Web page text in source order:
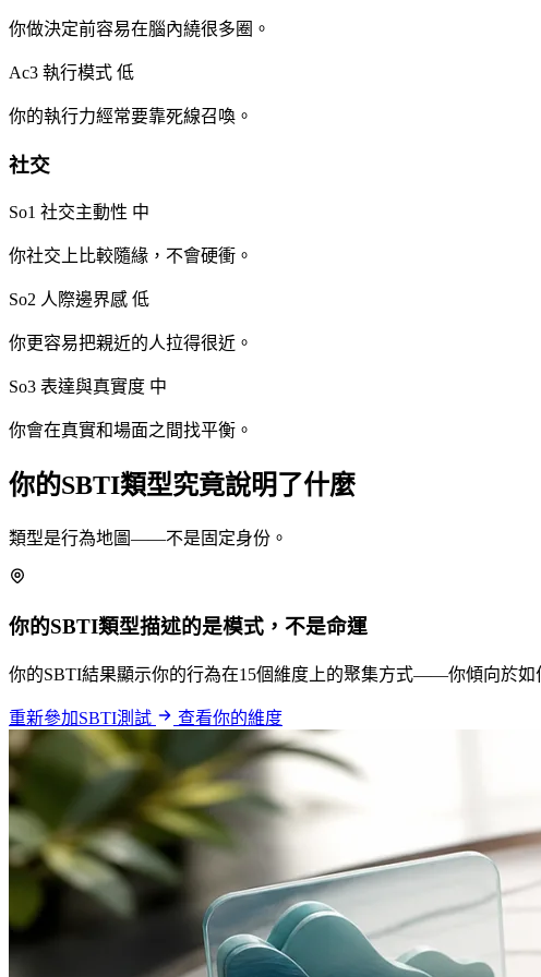
你做決定前容易在腦內繞很多圈。
Ac3 執行模式 低
你的執行力經常要靠死線召喚。
社交
So1 社交主動性 中
你社交上比較隨緣，不會硬衝。
So2 人際邊界感 低
你更容易把親近的人拉得很近。
So3 表達與真實度 中
你會在真實和場面之間找平衡。
你的SBTI類型究竟說明了什麼
類型是行為地圖——不是固定身份。
你的SBTI類型描述的是模式，不是命運
你的SBTI結果顯示你的行為在15個維度上的聚集方式——你傾向於
重新參加SBTI測試 查看你的維度